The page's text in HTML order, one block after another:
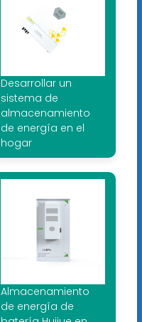
Desarrollar un
sistema de
almacenamiento
de energía en el
hogar
Almacenamiento
de energía de